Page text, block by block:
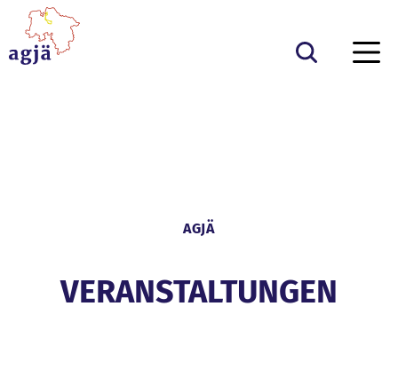
Zum Inhalt springen
AGJÄ
VERANSTALTUNGEN